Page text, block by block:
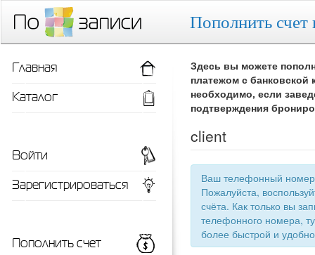
Пополнить счет
Здесь вы можете
платежом с
необходимо, если
подтверждения
client
Ваш телефонный номер
Пожалуйста,
счёта. Как только вы
телефонного номера,
более
Главная
Каталог
Войти
Зарегистрироваться
Пополнить счет